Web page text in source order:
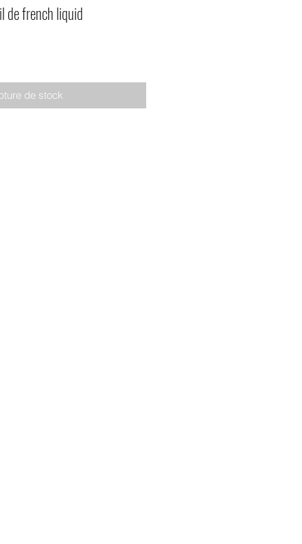
de french liquid
de stock